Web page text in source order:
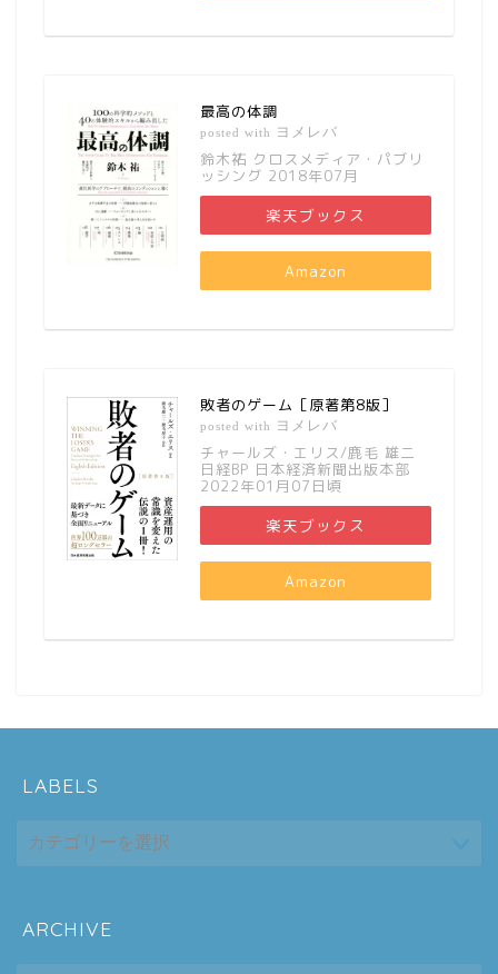
最高の体調
posted with ヨメレバ
鈴木祐 クロスメディア・パブリ
ッシング 2018年07月
楽天ブックス
Amazon
敗者のゲーム［原著第8版］
posted with ヨメレバ
チャールズ・エリス/鹿毛 雄二
日経BP 日本経済新聞出版本部
2022年01月07日頃
楽天ブックス
Amazon
LABELS
ARCHIVE